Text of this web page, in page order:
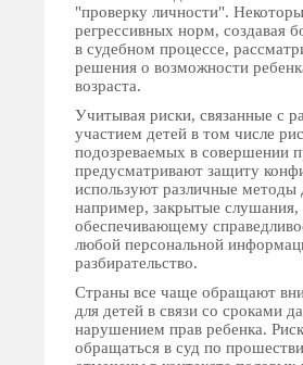
"проверку личности".
регрессивных норм, создавая
в судебном процессе,
решения о возможности
возраста.
Учитывая риски, связанные с
участием детей в том числе
подозреваемых в совершении
предусматривают защиту
используют различные
например, закрытые слушания,
обеспечивающему
любой персональной
разбирательство.
Страны все чаще обращают
для детей в связи со сроками
нарушением прав ребенка.
обращаться в суд по